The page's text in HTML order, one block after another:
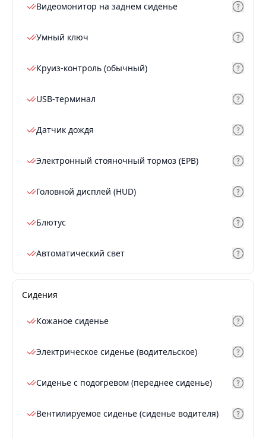
Видеомонитор на заднем сиденье
Умный ключ
Круиз-контроль (обычный)
USB-терминал
Датчик дождя
Электронный стояночный тормоз (EPB)
Головной дисплей (HUD)
Блютус
Автоматический свет
Сидения
Кожаное сиденье
Электрическое сиденье (водительское)
Сиденье с подогревом (переднее сиденье)
Вентилируемое сиденье (сиденье водителя)